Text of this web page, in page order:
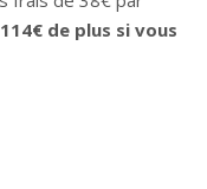
114€ de plus si vous